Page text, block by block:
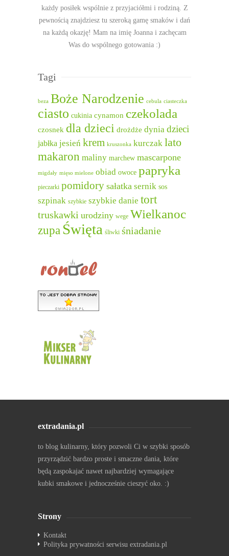
każdy posiłek wspólnie z przyjaciółmi i rodziną. Z
pewnością znajdziesz tu szeroką gamę smaków i dań
na każdą okazję! Mam na imię Joanna i zachęcam
Was do wspólnego gotowania :)
Tagi
beza Boże Narodzenie cebula ciasteczka
ciasto cukinia cynamon czekolada
czosnek dla dzieci drożdże dynia dzieci
jabłka jesień krem kruszonka kurczak lato
makaron maliny marchew mascarpone
migdały mięso mielone obiad owoce papryka
pieczarki pomidory sałatka sernik sos
szpinak szybkie szybkie danie tort
truskawki urodziny wege Wielkanoc
zupa Święta śliwki śniadanie
extradania.pl
to blog kulinarny, który pozwoli Ci w szybki sposób
przyrządzić bardzo proste i smaczne dania, które
będą zaspokajać nawet najbardziej wymagające
kubki smakowe i jednocześnie cieszyć oko. :)
Strony
Kontakt
Polityka prywatności serwisu extradania.pl